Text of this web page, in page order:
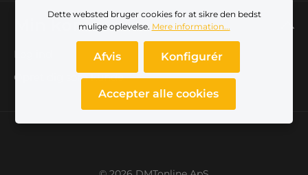
Min konto
Log ind
Opret dig som kunde
Dette websted bruger cookies for at sikre den bedst
mulige oplevelse. Mere information...
Afvis Konfigurér
Accepter alle cookies